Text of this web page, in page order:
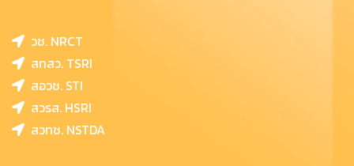
วช. NRCT
สทสว. TSRI
สอวช. STI
สวรส. HSRI
สวทช. NSTDA